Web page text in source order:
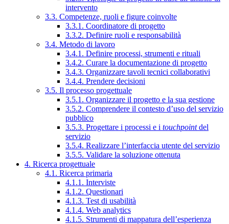
intervento
3.3. Competenze, ruoli e figure coinvolte
3.3.1. Coordinatore di progetto
3.3.2. Definire ruoli e responsabilità
3.4. Metodo di lavoro
3.4.1. Definire processi, strumenti e rituali
3.4.2. Curare la documentazione di progetto
3.4.3. Organizzare tavoli tecnici collaborativi
3.4.4. Prendere decisioni
3.5. Il processo progettuale
3.5.1. Organizzare il progetto e la sua gestione
3.5.2. Comprendere il contesto d’uso del servizio
pubblico
3.5.3. Progettare i processi e i touchpointdel
servizio
3.5.4. Realizzare l’interfaccia utente del servizio
3.5.5. Validare la soluzione ottenuta
4. Ricerca progettuale
4.1. Ricerca primaria
4.1.1. Interviste
4.1.2. Questionari
4.1.3. Test di usabilità
4.1.4. Web analytics
4.1.5. Strumenti di mappatura dell’esperienza